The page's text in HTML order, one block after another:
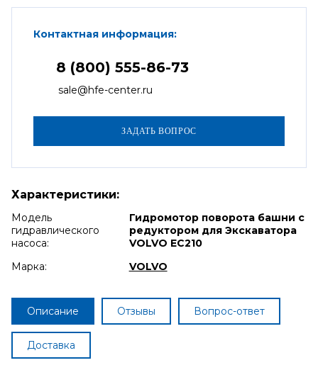
Контактная информация:
8 (800) 555-86-73
sale@hfe-center.ru
Характеристики:
Модель
гидравлического
насоса:
Гидромотор поворота башни с
редуктором для Экскаватора
VOLVO EC210
Марка:
VOLVO
Описание Отзывы Вопрос-ответ
Доставка